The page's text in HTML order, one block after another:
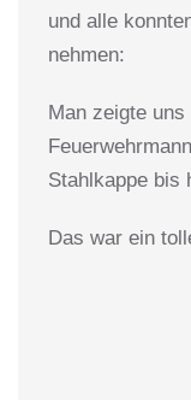
und alle
nehmen:
Man zeigte
Stahlkappe bis
Das war ein